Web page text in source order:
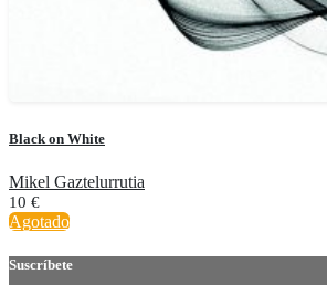
Black on White
Mikel Gaztelurrutia
10 €
Agotado
Suscríbete